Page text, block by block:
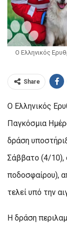
Ο Ελληνικός
Share
Ο Ελληνικός
Παγκόσμια
δράση
Σάββατο (4/10),
ποδοσφαίρου),
τελεί υπό την
Η δράση